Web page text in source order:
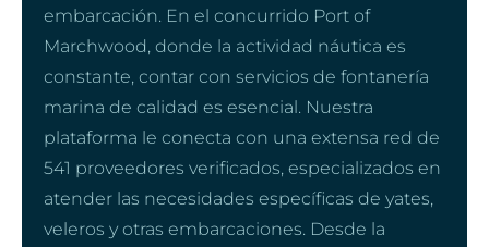
embarcación. En el concurrido Port of
Marchwood, donde la actividad náutica es
constante, contar con servicios de fontanería
marina de calidad es esencial. Nuestra
plataforma le conecta con una extensa red de
541 proveedores verificados, especializados en
atender las necesidades específicas de yates,
veleros y otras embarcaciones. Desde la